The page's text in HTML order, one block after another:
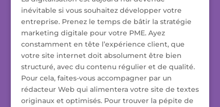
inévitable si vous souhaitez développer votre
entreprise. Prenez le temps de bâtir la stratégie
marketing digitale pour votre PME. Ayez
constamment en tête l’expérience client, que
votre site internet doit absolument être bien
structuré, avec du contenu régulier et de qualité.
Pour cela, faites-vous accompagner par un
rédacteur Web qui alimentera votre site de textes
originaux et optimisés. Pour trouver la pépite de